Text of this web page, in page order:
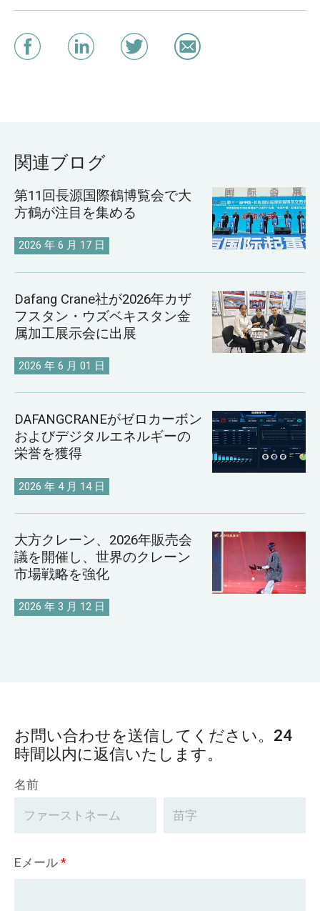
関連ブログ
第11回長源国際鶴博覧会で大
方鶴が注目を集める
2026 年 6 月 17 日
Dafang Crane社が2026年カザ
フスタン・ウズベキスタン金
属加工展示会に出展
2026 年 6 月 01 日
DAFANGCRANEがゼロカーボン
およびデジタルエネルギーの
栄誉を獲得
2026 年 4 月 14 日
大方クレーン、2026年販売会
議を開催し、世界のクレーン
市場戦略を強化
2026 年 3 月 12 日
お問い合わせを送信してください。24
時間以内に返信いたします。
名前
Eメール*